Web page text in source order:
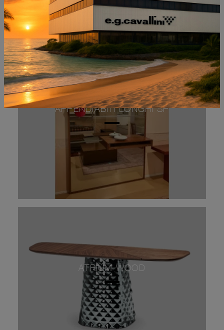
NON PERDERTI ANCHE:
APPENDIABITI LONGHI SP
ATRIUM WOOD